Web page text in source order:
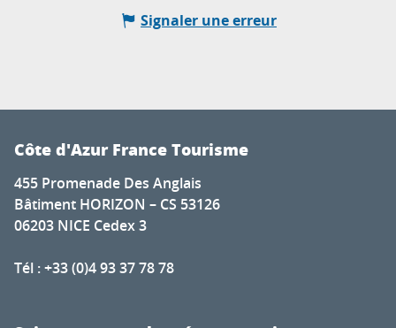
Signaler une erreur
Côte d'Azur France Tourisme
455 Promenade Des Anglais
Bâtiment HORIZON – CS 53126
06203 NICE Cedex 3
Tél : +33 (0)4 93 37 78 78